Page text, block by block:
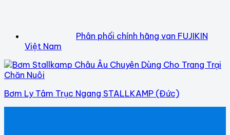
Phân phối chính hãng van FUJIKIN
Việt Nam
Bơm Ly Tâm Trục Ngang STALLKAMP (Đức)